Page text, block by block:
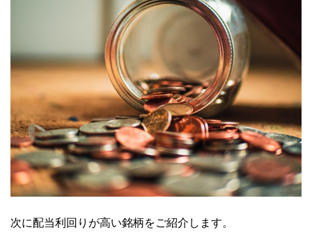
次に配当利回りが高い銘柄をご紹介します。